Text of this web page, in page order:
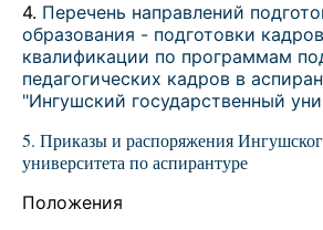
4. Перечень направлений
образования - подготовки
квалификации по программам
педагогических кадров в
"Ингушский государственный
5. Приказы и распоряжения
университета по аспирантуре
Положения